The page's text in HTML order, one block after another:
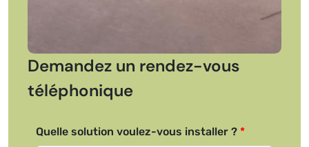
Demandez un rendez-vous
téléphonique
Quelle solution voulez-vous installer ?